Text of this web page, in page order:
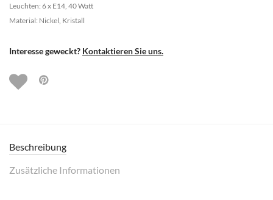
Leuchten: 6 x E14, 40 Watt
Material: Nickel, Kristall
Interesse geweckt? Kontaktieren Sie uns.
Beschreibung
Zusätzliche Informationen